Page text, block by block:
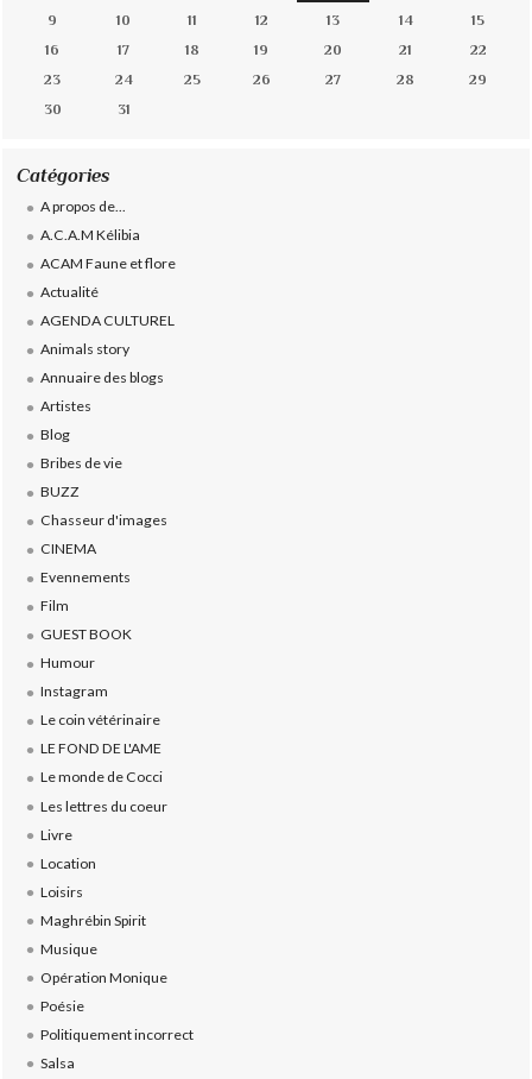
9
10 11 12 13 14
15
16
17 18 19 20 21
22
23
24 25 26 27 28
29
30
31
Catégories
A propos de...
A.C.A.M Kélibia
ACAM Faune et flore
Actualité
AGENDA CULTUREL
Animals story
Annuaire des blogs
Artistes
Blog
Bribes de vie
BUZZ
Chasseur d'images
CINEMA
Evennements
Film
GUEST BOOK
Humour
Instagram
Le coin vétérinaire
LE FOND DE L'AME
Le monde de Cocci
Les lettres du coeur
Livre
Location
Loisirs
Maghrébin Spirit
Musique
Opération Monique
Poésie
Politiquement incorrect
Salsa